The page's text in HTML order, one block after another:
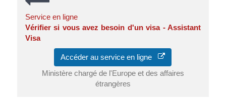
Service en ligne
Vérifier si vous avez besoin d'un visa - Assistant
Visa
Accéder au service en ligne
Ministère chargé de l'Europe et des affaires
étrangères